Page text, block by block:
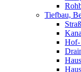
Tiefbau,
Hof-